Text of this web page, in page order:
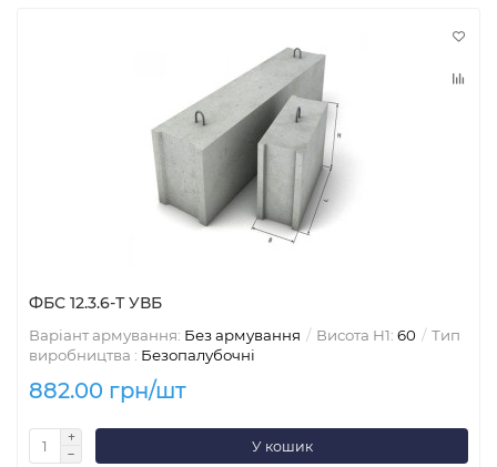
ФБС 12.3.6-Т УВБ
Варіант армування: Без армування Висота H1: 60
Тип
виробництва : Безопалубочні
882.00 грн/шт
У кошик